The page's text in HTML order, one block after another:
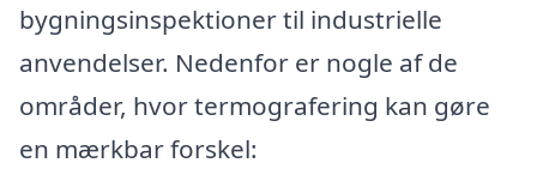
bygningsinspektioner til industrielle
anvendelser. Nedenfor er nogle af de
områder, hvor termografering kan gøre
en mærkbar forskel: